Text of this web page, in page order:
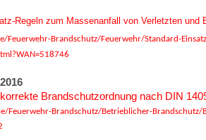
Regeln zum Massenanfall von Verletzten und
Feuerwehr-Brandschutz/Feuerwehr/Standard-
Brandschutzordnung nach DIN
Feuerwehr-Brandschutz/Betrieblicher-